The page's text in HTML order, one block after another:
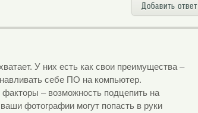
Добавить ответ
У них есть как свои преимущества –
себе ПО на компьютер.
– возможность подцепить на
фотографии могут попасть в руки